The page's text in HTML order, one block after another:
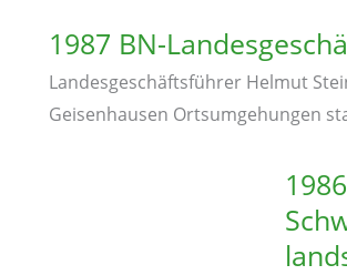
1987 BN-
Landesgeschäftsführer Helmut
Geisenhausen Ortsumgehungen